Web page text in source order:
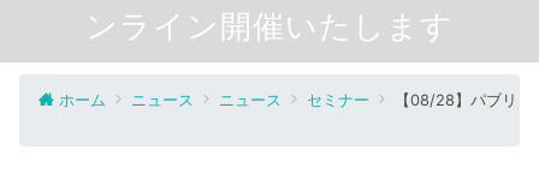
ンライン開催いたします
ホーム ニュース ニュース セミナー 【08/28】パブリ